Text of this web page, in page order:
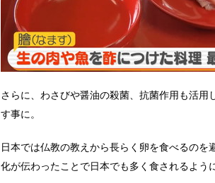
さらに、わさびや醤油の殺菌、抗菌作用も活
す事に。
日本では仏教の教えから長らく卵を食べるの
化が伝わったことで日本でも多く食されるよう